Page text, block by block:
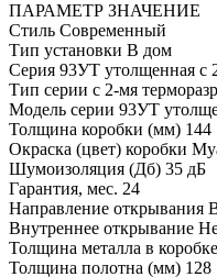
ПАРАМЕТР ЗНАЧЕНИЕ
Стиль Современный
Тип установки В дом
Серия 93УТ утолщенная с
Тип серии с 2-мя
Модель серии 93УТ
Толщина коробки (мм) 144
Окраска (цвет) коробки
Шумоизоляция (Дб) 35 дБ
Гарантия, мес. 24
Направление открывания
Внутреннее открывание
Толщина металла в
Толщина полотна (мм) 128